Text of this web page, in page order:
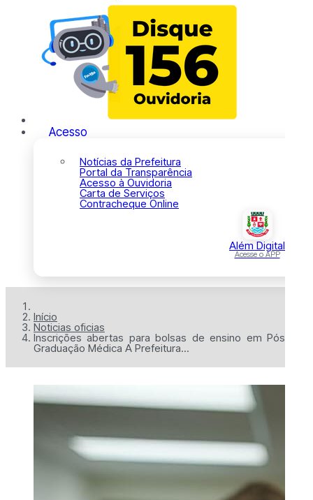
Acesso
Notícias da Prefeitura
Portal da Transparência
Acesso à Ouvidoria
Carta de Serviços
Contracheque Online
Além Digital
Acesse o APP
Início
Noticias oficias
Inscrições abertas para bolsas de ensino em Pós-
Graduação Médica A Prefeitura...